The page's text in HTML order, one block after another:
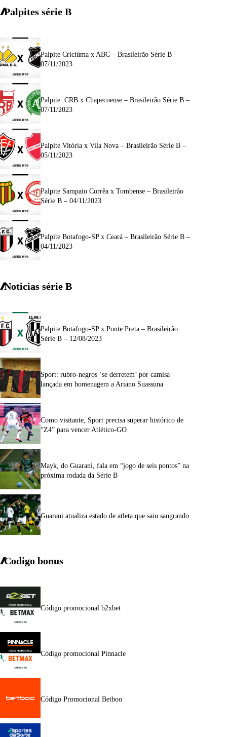
Palpites série B
Palpite Criciúma x ABC – Brasileirão Série B –
07/11/2023
Palpite: CRB x Chapecoense – Brasileirão Série B –
07/11/2023
Palpite Vitória x Vila Nova – Brasileirão Série B –
05/11/2023
Palpite Sampaio Corrêa x Tombense – Brasileirão
Série B – 04/11/2023
Palpite Botafogo-SP x Ceará – Brasileirão Série B –
04/11/2023
Noticias série B
Palpite Botafogo-SP x Ponte Preta – Brasileirão
Série B – 12/08/2023
Sport: rubro-negros ‘se derretem’ por camisa
lançada em homenagem a Ariano Suassuna
Como visitante, Sport precisa superar histórico de
“Z4” para vencer Atlético-GO
Mayk, do Guarani, fala em “jogo de seis pontos” na
próxima rodada da Série B
Guarani atualiza estado de atleta que saiu sangrando
Codigo bonus
Código promocional b2xbet
Código promocional Pinnacle
Código Promocional Betboo